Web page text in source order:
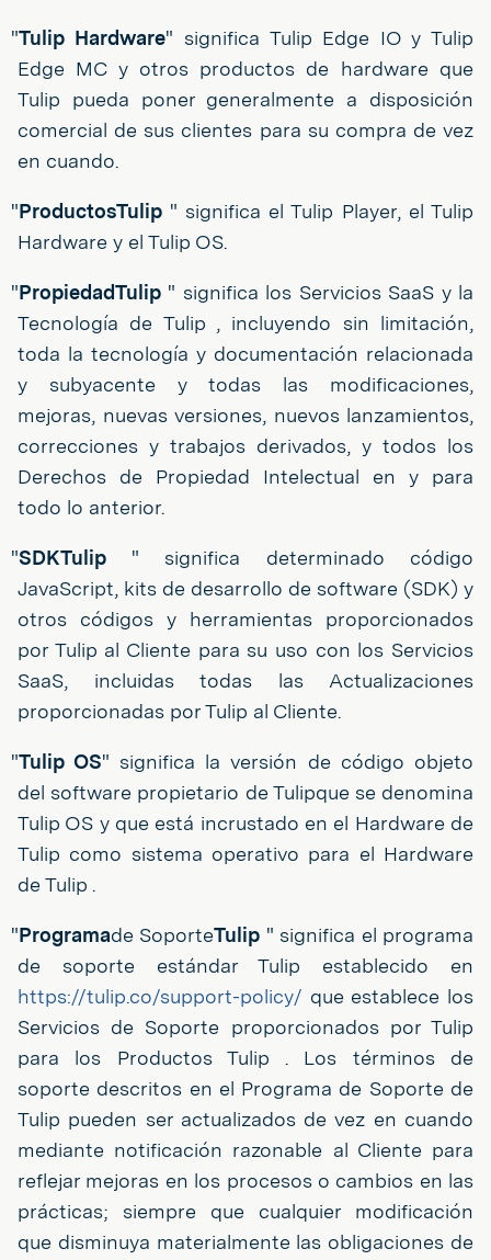
"Tulip Hardware" significa Tulip Edge IO y Tulip
Edge MC y otros productos de hardware que
Tulip pueda poner generalmente a disposición
comercial de sus clientes para su compra de vez
en cuando.
"ProductosTulip " significa el Tulip Player, el Tulip
Hardware y el Tulip OS.
"PropiedadTulip " significa los Servicios SaaS y la
Tecnología de Tulip , incluyendo sin limitación,
toda la tecnología y documentación relacionada
y subyacente y todas las modificaciones,
mejoras, nuevas versiones, nuevos lanzamientos,
correcciones y trabajos derivados, y todos los
Derechos de Propiedad Intelectual en y para
todo lo anterior.
"SDKTulip " significa determinado código
JavaScript, kits de desarrollo de software (SDK) y
otros códigos y herramientas proporcionados
por Tulip al Cliente para su uso con los Servicios
SaaS, incluidas todas las Actualizaciones
proporcionadas por Tulip al Cliente.
"Tulip OS" significa la versión de código objeto
del software propietario de Tulipque se denomina
Tulip OS y que está incrustado en el Hardware de
Tulip como sistema operativo para el Hardware
de Tulip .
"Programade SoporteTulip " significa el programa
de soporte estándar Tulip establecido en
https://tulip.co/support-policy/ que establece los
Servicios de Soporte proporcionados por Tulip
para los Productos Tulip . Los términos de
soporte descritos en el Programa de Soporte de
Tulip pueden ser actualizados de vez en cuando
mediante notificación razonable al Cliente para
reflejar mejoras en los procesos o cambios en las
prácticas; siempre que cualquier modificación
que disminuya materialmente las obligaciones de